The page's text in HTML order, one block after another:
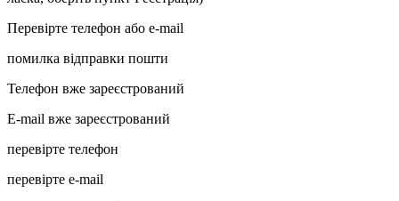
Перевірте телефон або e-mail
помилка відправки пошти
Телефон вже зареєстрований
E-mail вже зареєстрований
перевірте телефон
перевірте e-mail